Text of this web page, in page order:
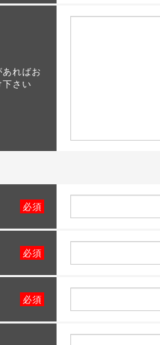
ればお
下さい
必須
必須
必須